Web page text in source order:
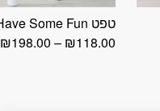
טפט Let`s Have Some Fun
₪118.00
–
₪198.00